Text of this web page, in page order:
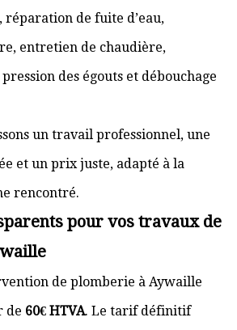
réparation de fuite d’eau,
entretien de chaudière,
des égouts et débouchage
un travail professionnel, une
et un prix juste, adapté à la
rencontré.
pour vos travaux de
de plomberie à Aywaille
de 60€ HTVA. Le tarif définitif